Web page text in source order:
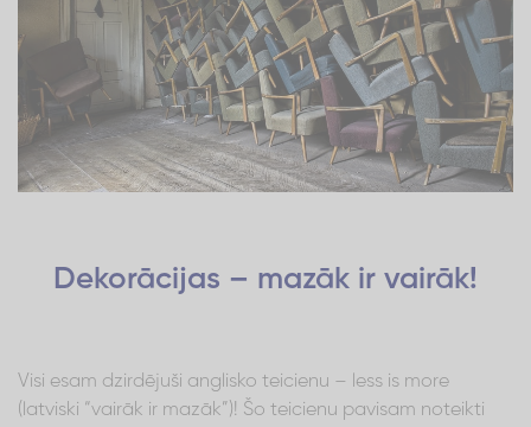
Dekorācijas – mazāk ir vairāk!
Visi esam dzirdējuši anglisko teicienu – less is more
(latviski “vairāk ir mazāk”)! Šo teicienu pavisam noteikti